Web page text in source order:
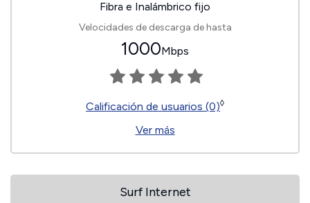
Fibra e Inalámbrico fijo
Velocidades de descarga de hasta
1000Mbps
Calificación de usuarios (0)◊
Ver más
Surf Internet